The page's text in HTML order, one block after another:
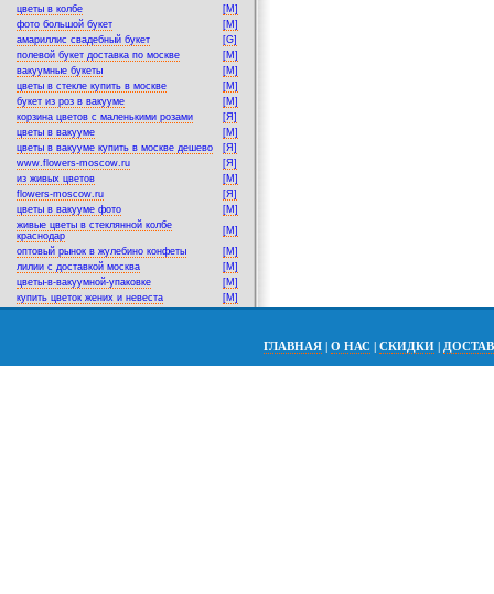
цветы в колбе
[M]
фото большой букет
[M]
амариллис свадебный букет
[G]
полевой букет доставка по москве
[M]
вакуумные букеты
[M]
цветы в стекле купить в москве
[M]
букет из роз в вакууме
[M]
корзина цветов с маленькими розами
[Я]
цветы в вакууме
[M]
цветы в вакууме купить в москве дешево
[Я]
www.flowers-moscow.ru
[Я]
из живых цветов
[M]
flowers-moscow.ru
[Я]
цветы в вакууме фото
[M]
живые цветы в стеклянной колбе
краснодар
[M]
оптовый рынок в жулебино конфеты
[M]
лилии с доставкой москва
[M]
цветы-в-вакуумной-упаковке
[M]
купить цветок жених и невеста
[M]
ГЛАВНАЯ | О НАС | СКИДКИ |